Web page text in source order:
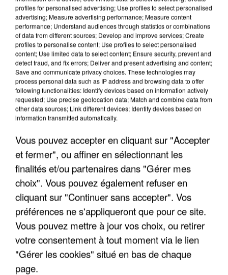
LES INTERVIEWS CHANTE
FRANCE
Voir plus
"JE SUIS À DISPOSITION DES
"ON A TOUS LE TRAC"
"ON N'EST PAS DES PARENTS
profiles for personalised advertising; Use profiles to select personalised
advertising; Measure advertising performance; Measure content
performance; Understand audiences through statistics or combinations
of data from different sources; Develop and improve services; Create
profiles to personalise content; Use profiles to select personalised
content; Use limited data to select content; Ensure security, prevent and
detect fraud, and fix errors; Deliver and present advertising and content;
Save and communicate privacy choices. These technologies may
process personal data such as IP address and browsing data to offer
following functionalities: Identify devices based on information actively
requested; Use precise geolocation data; Match and combine data from
other data sources; Link different devices; Identify devices based on
information transmitted automatically.
Vous pouvez accepter en cliquant sur "Accepter
et fermer", ou affiner en sélectionnant les
finalités et/ou partenaires dans "Gérer mes
choix". Vous pouvez également refuser en
cliquant sur "Continuer sans accepter". Vos
préférences ne s'appliqueront que pour ce site.
Vous pouvez mettre à jour vos choix, ou retirer
votre consentement à tout moment via le lien
"Gérer les cookies" situé en bas de chaque
page.